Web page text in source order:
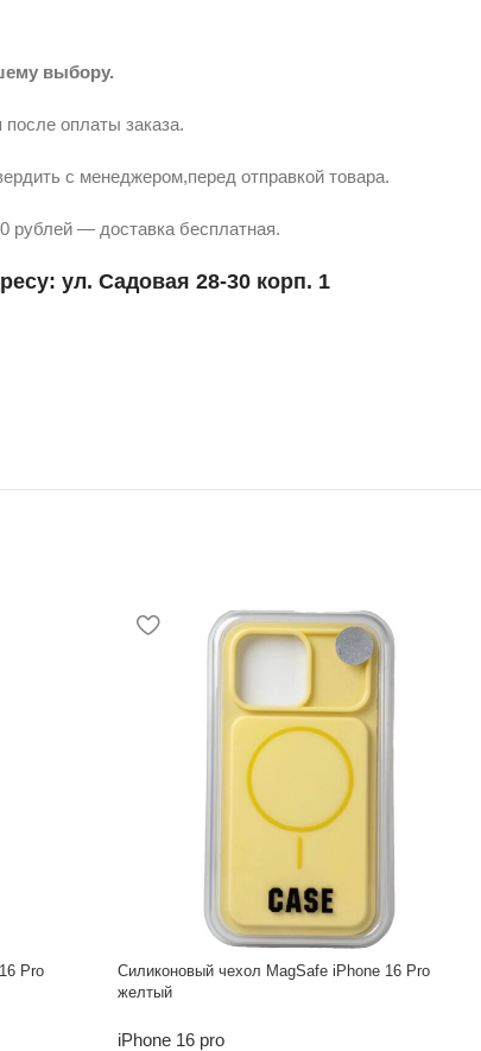
выбору.
оплаты заказа.
с менеджером,перед отправкой товара.
рублей — доставка бесплатная.
ул. Садовая 28-30 корп. 1
Pro
Силиконовый чехол MagSafe iPhone 16 Pro
желтый
iPhone 16 pro